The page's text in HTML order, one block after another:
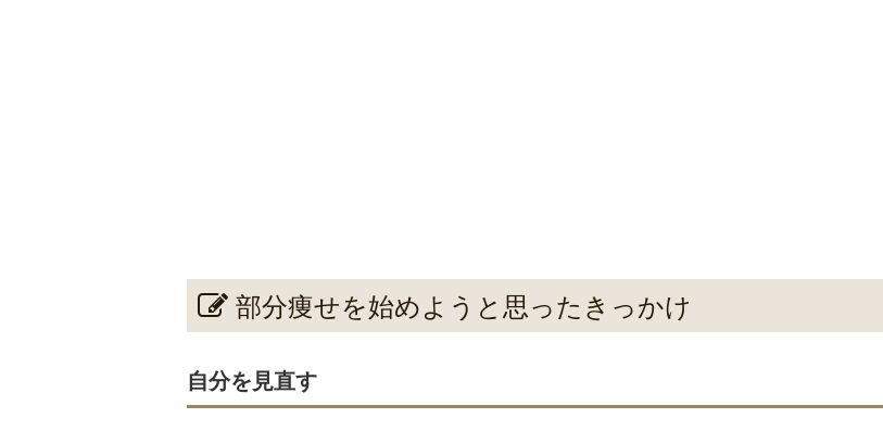
部分痩せを始めようと思ったきっかけ
自分を見直す